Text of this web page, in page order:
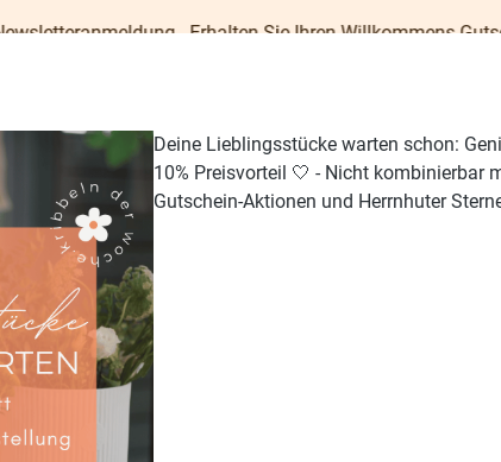
- Erhalten Sie Ihren Willkommens-Gutschein im Wert
GESCHENKE
Deine Lieblingsstücke warten schon:
10% Preisvorteil 🤍 - Nicht kombinierbar
Gutschein-Aktionen und Herrnhuter